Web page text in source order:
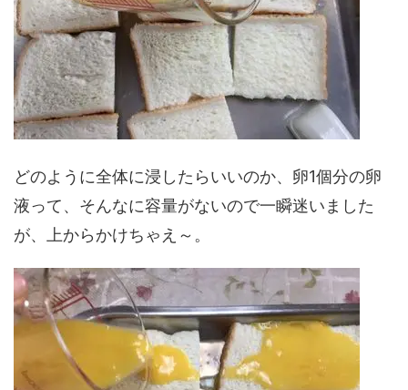
どのように全体に浸したらいいのか、卵1個分の卵
液って、そんなに容量がないので一瞬迷いました
が、上からかけちゃえ～。